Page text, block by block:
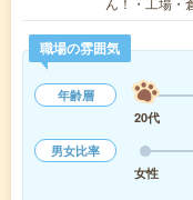
職場の雰囲気
年齢層
20代
男女比率
女性